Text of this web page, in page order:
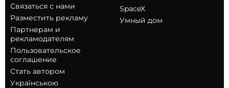
Связаться с нами
Разместить рекламу
Партнерам и
рекламодателям
Пользовательское
соглашение
Стать автором
Українською
SpaceX
Умный дом